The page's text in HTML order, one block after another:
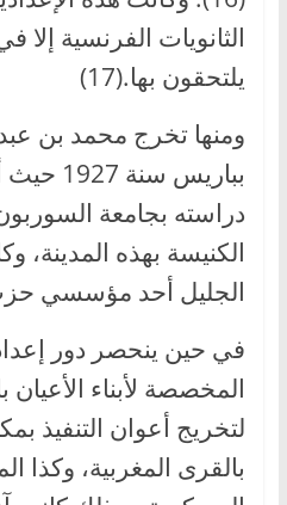
الثانويات الفرنسية إلا
يلتحقون بها.(17)
ومنها تخرج محمد بن عبد
بباريس
دراسته بجامعة
الكنيسة بهذه المدينة،
الجليل أحد مؤسسي
في حين ينحصر دور
المخصصة لأبناء الأعيان
لتخريج أعوان التنفيذ
بالقرى المغربية،